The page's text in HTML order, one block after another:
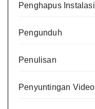
Penghapus Instalasi
Pengunduh
Penulisan
Penyuntingan Video